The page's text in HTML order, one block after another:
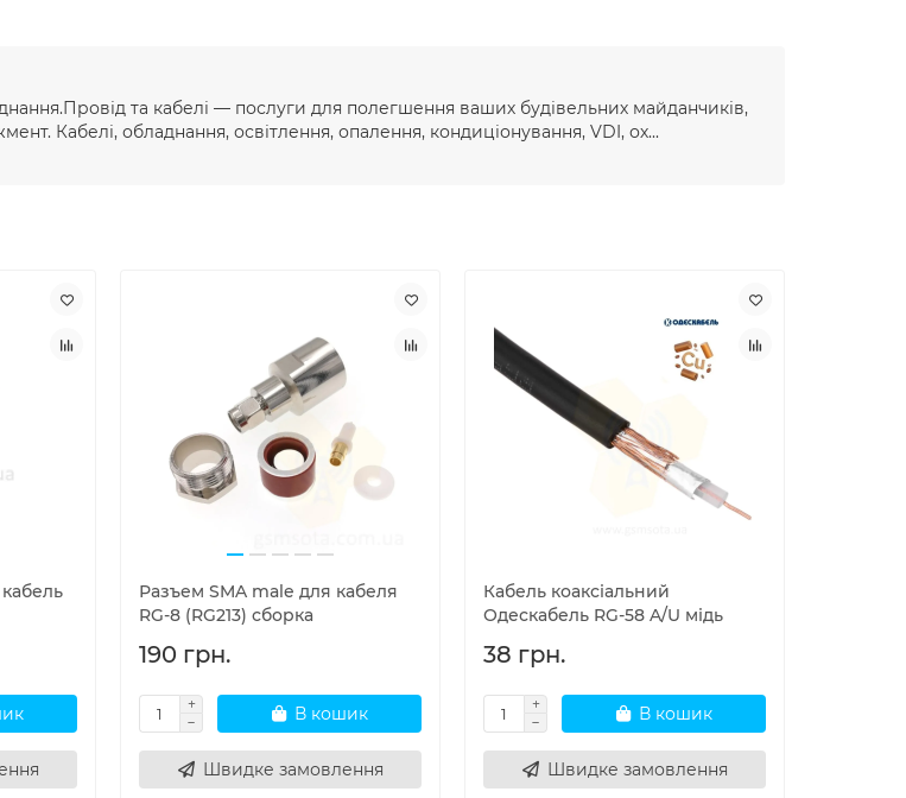
та кабелі — послуги для полегшення ваших будівельних майданчиків,
Кабелі, обладнання, освітлення, опалення, кондиціонування, VDI, ох...
Разъем SMA male для кабеля
RG-8 (RG213) сборка
190 грн.
В кошик
Швидке замовлення
Кабель коаксіальний
Одескабель RG-58 A/U мідь
38 грн.
В кошик
Швидке замовлення